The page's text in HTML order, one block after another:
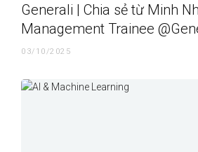
Generali | Chia sẻ từ Minh
Management Trainee
03/10/2025